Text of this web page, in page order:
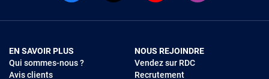
EN SAVOIR PLUS
Qui sommes-nous ?
Avis clients
NOUS REJOINDRE
Vendez sur RDC
Recrutement